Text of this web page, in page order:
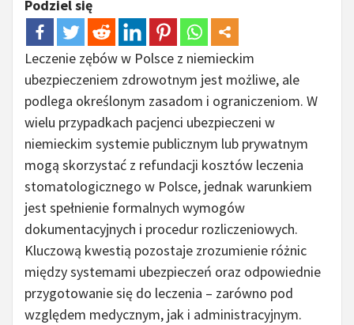
Podziel się
Leczenie zębów w Polsce z niemieckim
ubezpieczeniem zdrowotnym jest możliwe, ale
podlega określonym zasadom i ograniczeniom. W
wielu przypadkach pacjenci ubezpieczeni w
niemieckim systemie publicznym lub prywatnym
mogą skorzystać z refundacji kosztów leczenia
stomatologicznego w Polsce, jednak warunkiem
jest spełnienie formalnych wymogów
dokumentacyjnych i procedur rozliczeniowych.
Kluczową kwestią pozostaje zrozumienie różnic
między systemami ubezpieczeń oraz odpowiednie
przygotowanie się do leczenia – zarówno pod
względem medycznym, jak i administracyjnym.